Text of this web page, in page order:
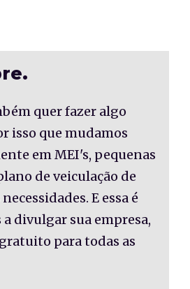
quer fazer algo
isso que mudamos
em MEI's, pequenas
de veiculação de
E essa é
divulgar sua empresa,
para todas as